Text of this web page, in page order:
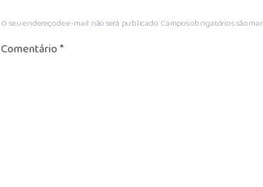
O seu endereço de e-mail não será publicado. Campos obrigatórios são
Comentário*